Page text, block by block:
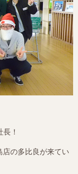
！
店の多比良が来てい